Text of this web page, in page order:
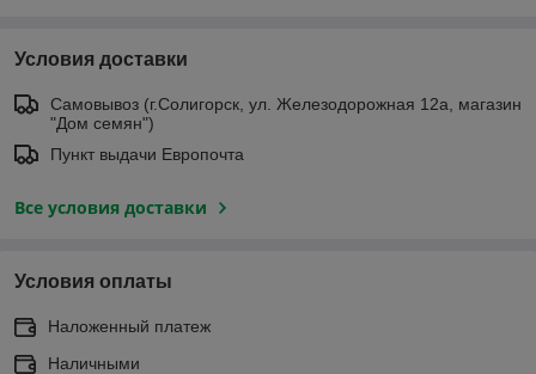
Условия доставки
Самовывоз (г.Солигорск, ул. Железодорожная 12а, магазин
"Дом семян")
Пункт выдачи Европочта
Все условия доставки
Условия оплаты
Наложенный платеж
Наличными